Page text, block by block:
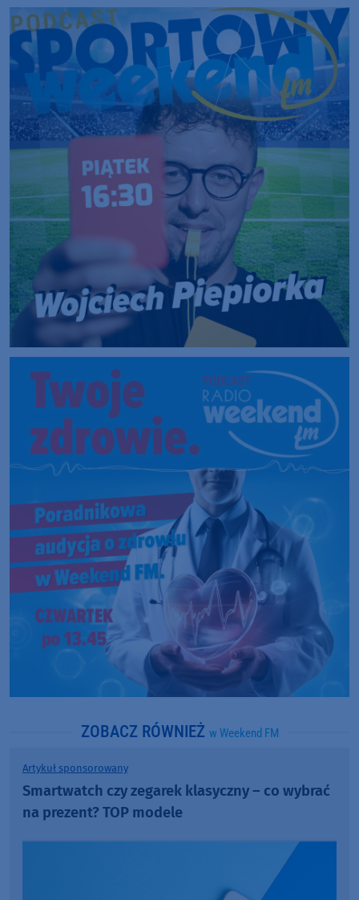
ZOBACZ RÓWNIEŻ w Weekend FM
Artykuł sponsorowany
Smartwatch czy zegarek klasyczny – co wybrać
na prezent? TOP modele